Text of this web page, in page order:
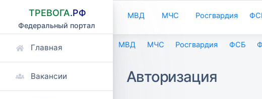
ТРЕВОГА.РФ
Федеральный портал
Главная
Вакансии
МВД МЧС Росгвардия
МВД МЧС Росгвардия ФСБ
Авторизация